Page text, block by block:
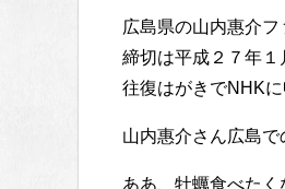
広島県の山内惠介
締切は平成２７年１
往復はがきでNHKに
山内惠介さん広島で
ああ、牡蠣食べたく